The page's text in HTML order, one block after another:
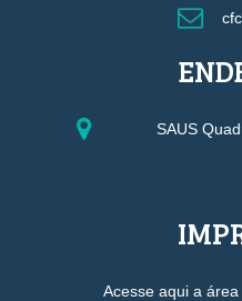
SAUS
Acesse aqui a